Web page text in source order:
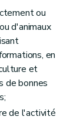
pédagogiquesou
d'animaux
en
et
de bonnes
de l'activité